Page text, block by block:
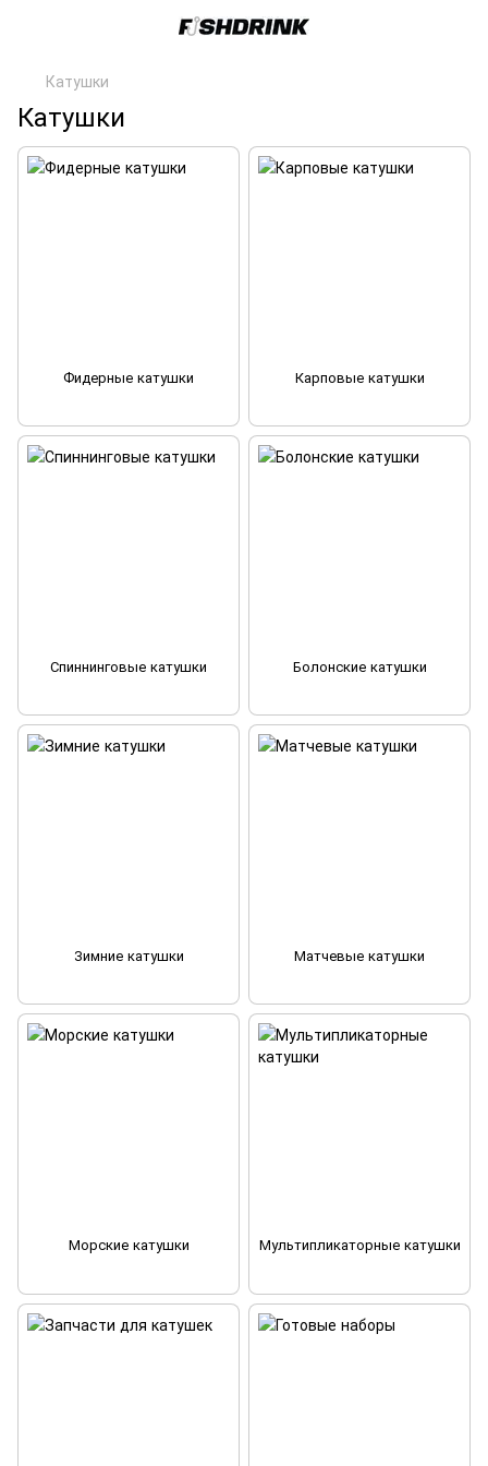
Катушки
Катушки
Фидерные катушки Карповые катушки
Спиннинговые катушки Болонские катушки
Зимние катушки Матчевые катушки
Морские катушки Мультипликаторные катушки